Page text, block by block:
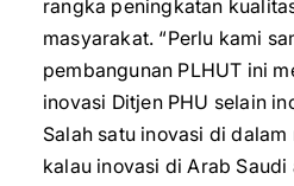
rangka peningkatan
masyarakat. “Perlu kami
pembangunan PLHUT ini
inovasi Ditjen PHU selain
Salah satu inovasi di dalam
kalau inovasi di Arab Saudi